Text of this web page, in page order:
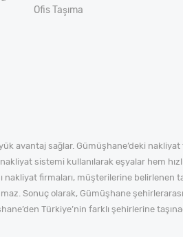
Ofis Taşıma
avantaj sağlar. Gümüşhane’deki
sistemi kullanılarak eşyalar hem
nakliyat firmaları, müşterilerine
Sonuç olarak, Gümüşhane
Türkiye’nin farklı şehirlerine